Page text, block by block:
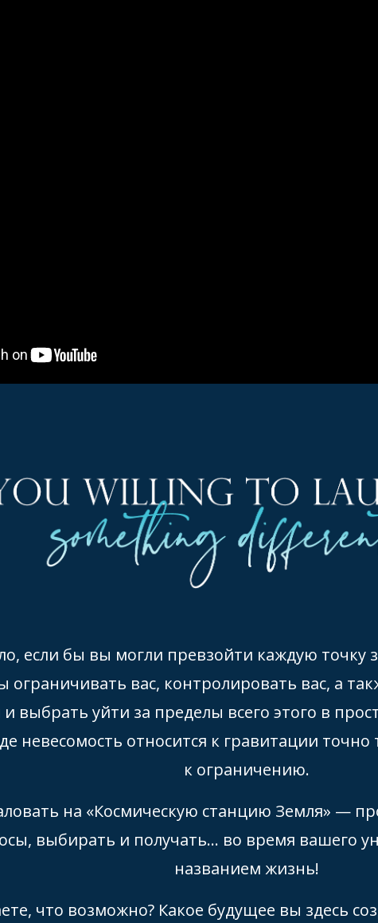
если бы вы могли превзойти каждую точку
ограничивать вас, контролировать вас, а
выбрать уйти за пределы всего этого в
невесомость относится к гравитации
к ограничению.
на «Космическую станцию Земля» —
выбирать и получать... во время вашего
названием жизнь!
что возможно? Какое будущее вы здесь